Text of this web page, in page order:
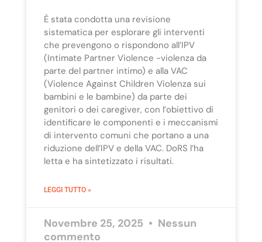
È stata condotta una revisione
sistematica per esplorare gli interventi
che prevengono o rispondono all’IPV
(Intimate Partner Violence -violenza da
parte del partner intimo) e alla VAC
(Violence Against Children Violenza sui
bambini e le bambine) da parte dei
genitori o dei caregiver, con l’obiettivo di
identificare le componenti e i meccanismi
di intervento comuni che portano a una
riduzione dell’IPV e della VAC. DoRS l’ha
letta e ha sintetizzato i risultati.
LEGGI TUTTO »
Novembre 25, 2025
Nessun
commento